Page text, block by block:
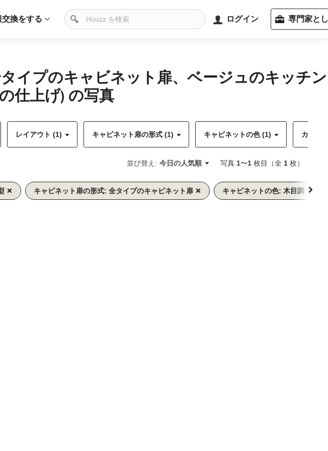
換をする ログイン 専門家と
イプのキャビネット扉、ベージュのキッチン
仕上げ) の写真
レイアウト (1) キャビネット扉の形式 (1) キャビネットの色 (1) カウン
並び替え: 今日の人気順 写真 1〜1 枚目（全 1 枚）
キャビネット扉の形式: 全タイプのキャビネット扉
キャビネットの色: 木目調 (濃色)